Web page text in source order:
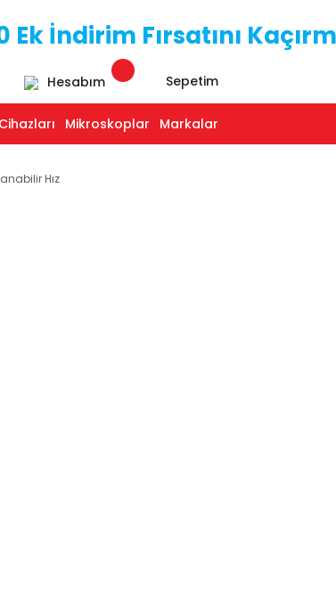
İndirim Fırsatını
Hesabım Sepetim
Mikroskoplar Markalar
Hız